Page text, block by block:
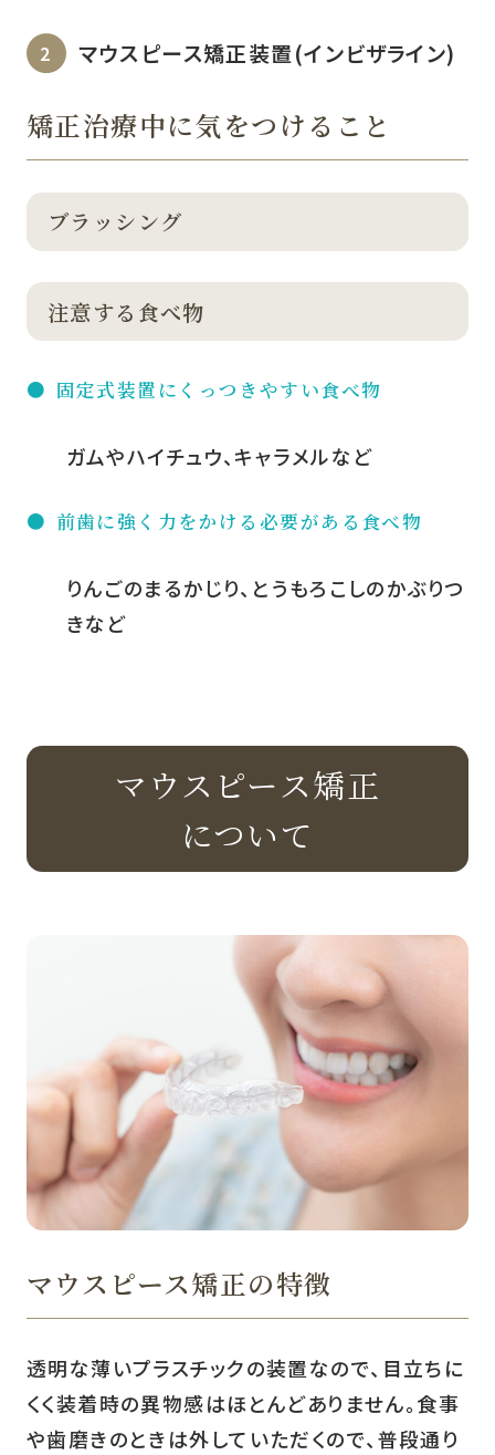
マウスピース矯正装置(インビザライン)
矯正治療中に気をつけること
ブラッシング
注意する食べ物
固定式装置にくっつきやすい食べ物
ガムやハイチュウ、キャラメルなど
前歯に強く力をかける必要がある食べ物
りんごのまるかじり、とうもろこしのかぶりつ
きなど
マウスピース矯正
について
マウスピース矯正の特徴
透明な薄いプラスチックの装置なので、目立ちに
くく装着時の異物感はほとんどありません。食事
や歯磨きのときは外していただくので、普段通り